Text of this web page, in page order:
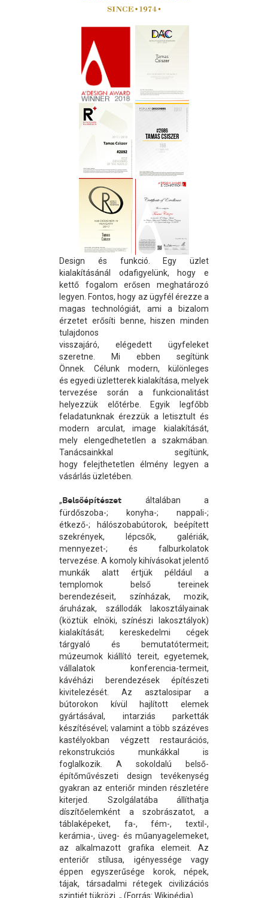
Design és funkció. Egy üzlet
kialakításánál odafigyelünk, hogy e
kettő fogalom erősen meghatározó
legyen. Fontos, hogy az ügyfél érezze a
magas technológiát, ami a bizalom
érzetet erősíti benne, hiszen minden
tulajdonos
visszajáró, elégedett ügyfeleket
szeretne. Mi ebben segítünk
Önnek. Célunk modern, különleges
és egyedi üzletterek kialakítása, melyek
tervezése során a funkcionalitást
helyezzük előtérbe. Egyik legfőbb
feladatunknak érezzük a letisztult és
modern arculat, image kialakítását,
mely elengedhetetlen a szakmában.
Tanácsainkkal segítünk,
hogy felejthetetlen élmény legyen a
vásárlás üzletében.
„Belsőépítészet általában a
fürdőszoba-; konyha-; nappali-;
étkező-; hálószobabútorok, beépített
szekrények, lépcsők, galériák,
mennyezet-; és falburkolatok
tervezése. A komoly kihívásokat jelentő
munkák alatt értjük például a
templomok belső tereinek
berendezéseit, színházak, mozik,
áruházak, szállodák lakosztályainak
(köztük elnöki, színészi lakosztályok)
kialakítását; kereskedelmi cégek
tárgyaló és bemutatótermeit;
múzeumok kiállító tereit, egyetemek,
vállalatok konferencia-termeit,
kávéházi berendezések építészeti
kivitelezését. Az asztalosipar a
bútorokon kívül hajlított elemek
gyártásával, intarziás parketták
készítésével; valamint a több százéves
kastélyokban végzett restaurációs,
rekonstrukciós munkákkal is
foglalkozik. A sokoldalú belső-
építőművészeti design tevékenység
gyakran az enteriőr minden részletére
kiterjed. Szolgálatába állíthatja
díszítőelemként a szobrászatot, a
táblaképeket, fa-, fém-, textil-,
kerámia-, üveg- és műanyagelemeket,
az alkalmazott grafika elemeit. Az
enteriőr stílusa, igényessége vagy
éppen egyszerűsége korok, népek,
tájak, társadalmi rétegek civilizációs
szintjét tükrözi. „ (Forrás: Wikipédia)